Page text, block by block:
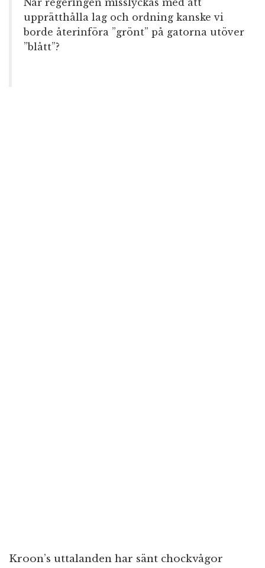
När regeringen misslyckas med att
upprätthålla lag och ordning kanske vi
borde återinföra ”grönt” på gatorna utöver
”blått”?
Kroon’s uttalanden har sänt chockvågor